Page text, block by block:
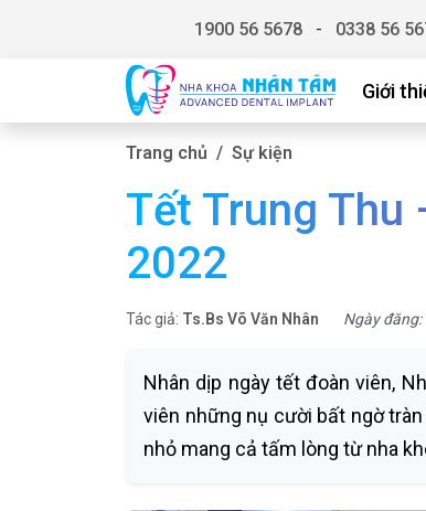
1900 56 5678 - 0338 56
Giới
Trang chủ Sự kiện
Tết Trung Thu
2022
Tác giả: Ts.Bs Võ Văn Nhân Ngày đăng:
Nhân dịp ngày tết đoàn viên,
viên những nụ cười bất ngờ
nhỏ mang cả tấm lòng từ nha